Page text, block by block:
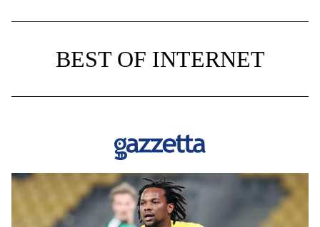
BEST OF INTERNET